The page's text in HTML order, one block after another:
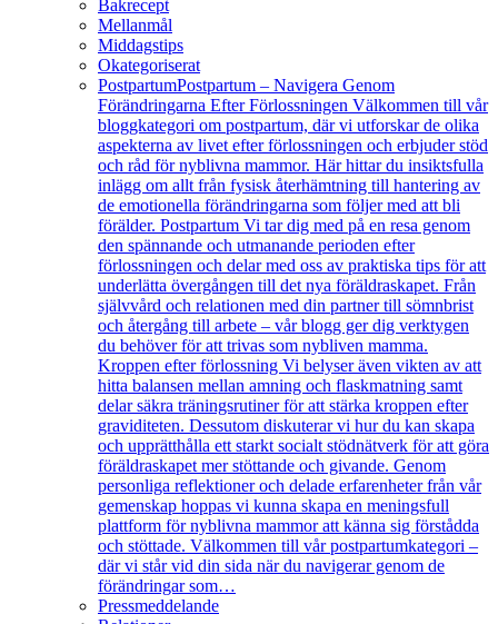
Bakrecept
Mellanmål
Middagstips
Okategoriserat
PostpartumPostpartum – Navigera Genom
Förändringarna Efter Förlossningen Välkommen till vår
bloggkategori om postpartum, där vi utforskar de olika
aspekterna av livet efter förlossningen och erbjuder stöd
och råd för nyblivna mammor. Här hittar du insiktsfulla
inlägg om allt från fysisk återhämtning till hantering av
de emotionella förändringarna som följer med att bli
förälder. Postpartum Vi tar dig med på en resa genom
den spännande och utmanande perioden efter
förlossningen och delar med oss av praktiska tips för att
underlätta övergången till det nya föräldraskapet. Från
självvård och relationen med din partner till sömnbrist
och återgång till arbete – vår blogg ger dig verktygen
du behöver för att trivas som nybliven mamma.
Kroppen efter förlossning Vi belyser även vikten av att
hitta balansen mellan amning och flaskmatning samt
delar säkra träningsrutiner för att stärka kroppen efter
graviditeten. Dessutom diskuterar vi hur du kan skapa
och upprätthålla ett starkt socialt stödnätverk för att göra
föräldraskapet mer stöttande och givande. Genom
personliga reflektioner och delade erfarenheter från vår
gemenskap hoppas vi kunna skapa en meningsfull
plattform för nyblivna mammor att känna sig förstådda
och stöttade. Välkommen till vår postpartumkategori –
där vi står vid din sida när du navigerar genom de
förändringar som…
Pressmeddelande